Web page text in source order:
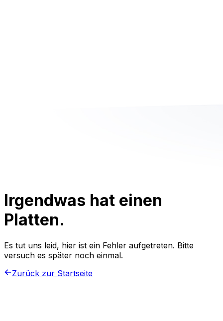
Irgendwas hat einen
Platten.
Es tut uns leid, hier ist ein Fehler aufgetreten. Bitte
versuch es später noch einmal.
Zurück zur Startseite